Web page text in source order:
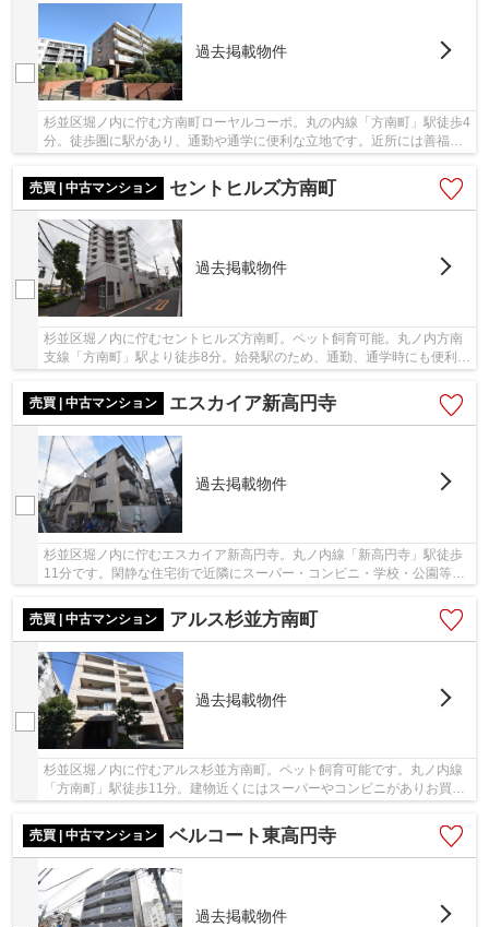
過去掲載物件
杉並区堀ノ内に佇む方南町ローヤルコーポ。丸の内線「方南町」駅徒歩4
分。徒歩圏に駅があり、通勤や通学に便利な立地です。近所には善福寺
川が流れており、春には満開の桜が綺麗な場所...
売買 | 中古マンション
セントヒルズ方南町
過去掲載物件
杉並区堀ノ内に佇むセントヒルズ方南町。ペット飼育可能。丸ノ内方南
支線「方南町」駅より徒歩8分。始発駅のため、通勤、通学時にも便利で
す。鉄骨鉄筋コンクリート造10階建て、総戸数...
売買 | 中古マンション
エスカイア新高円寺
過去掲載物件
杉並区堀ノ内に佇むエスカイア新高円寺。丸ノ内線「新高円寺」駅徒歩
11分です。閑静な住宅街で近隣にスーパー・コンビニ・学校・公園等が
売買 | 中古マンション
アルス杉並方南町
過去掲載物件
杉並区堀ノ内に佇むアルス杉並方南町。ペット飼育可能です。丸ノ内線
「方南町」駅徒歩11分。建物近くにはスーパーやコンビニがありお買い
売買 | 中古マンション
ベルコート東高円寺
過去掲載物件